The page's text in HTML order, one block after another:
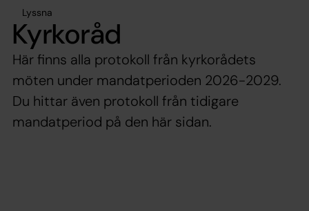
Lyssna
Kyrkoråd
Här finns alla protokoll från kyrkorådets
möten under mandatperioden 2026-2029.
Du hittar även protokoll från tidigare
mandatperiod på den här sidan.